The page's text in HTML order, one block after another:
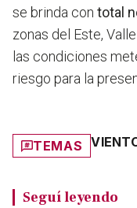
se brinda con total
zonas del Este,
las condiciones
riesgo para la
TEMAS
Seguí leyendo